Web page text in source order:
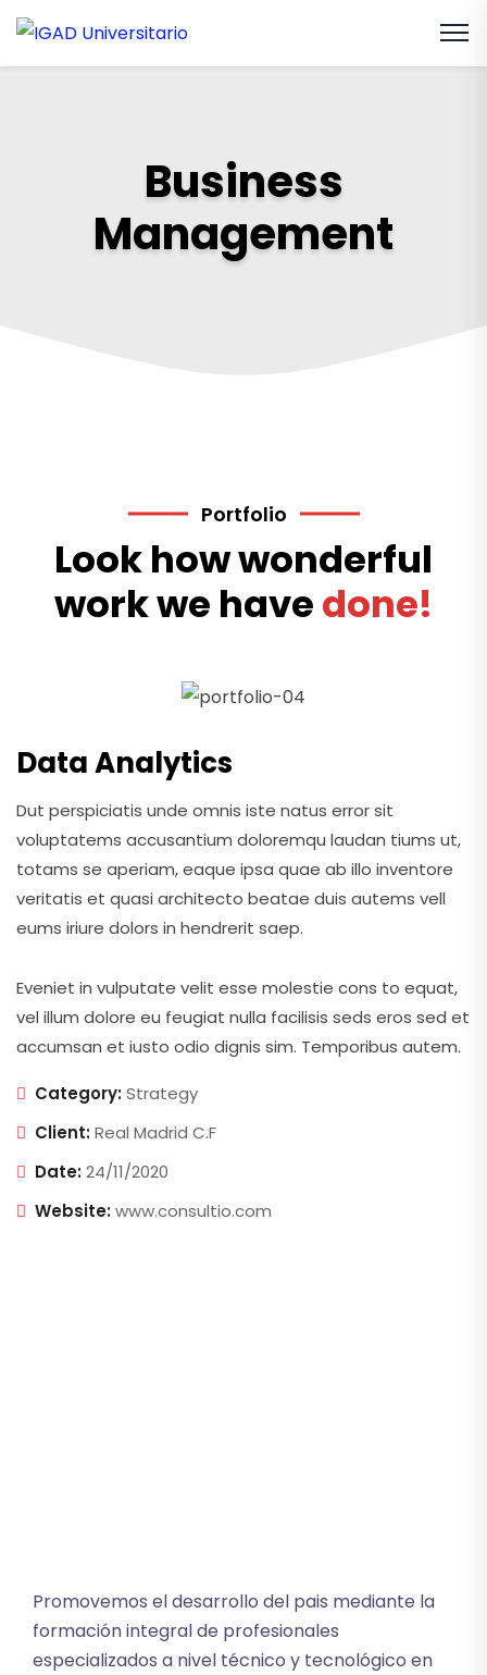
Business
Management
Portfolio
Look how wonderful
work we havedone!
Data Analytics
Dut perspiciatis unde omnis iste natus error sit
voluptatems accusantium doloremqu laudan tiums ut,
totams se aperiam, eaque ipsa quae ab illo inventore
veritatis et quasi architecto beatae duis autems vell
eums iriure dolors in hendrerit saep.
Eveniet in vulputate velit esse molestie cons to equat,
vel illum dolore eu feugiat nulla facilisis seds eros sed et
accumsan et iusto odio dignis sim. Temporibus autem.
Category:Strategy
Client:Real Madrid C.F
Date:24/11/2020
Website:www.consultio.com
Promovemos el desarrollo del pais mediante la
formación integral de profesionales
especializados a nivel técnico y tecnológico en